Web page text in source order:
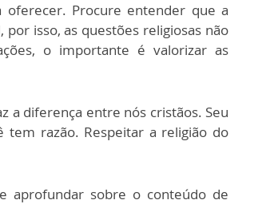
oferecer. Procure entender que a
por isso, as questões religiosas não
o importante é valorizar as
a diferença entre nós cristãos. Seu
razão. Respeitar a religião do
aprofundar sobre o conteúdo de